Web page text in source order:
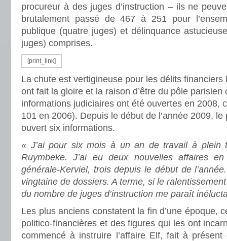
procureur à des juges d’instruction – ils ne
brutalement passé de 467 à 251 pour
publique (quatre juges) et délinquance
juges) comprises.
[print_link]
La chute est vertigineuse pour les délits
ont fait la gloire et la raison d’être du pôle parisien
informations judiciaires ont été ouvertes en 2008,
101 en 2006). Depuis le début de l’année 2009,
ouvert six informations.
« J’ai pour six mois à un an de travail à plein
Ruymbeke. J’ai eu deux nouvelles affaires
générale-Kerviel, trois depuis le début de
vingtaine de dossiers. A terme, si le
du nombre de juges d’instruction me paraît
Les plus anciens constatent la fin d’une époque,
politico-financières et des figures qui les ont
commencé à instruire l’affaire Elf, fait à